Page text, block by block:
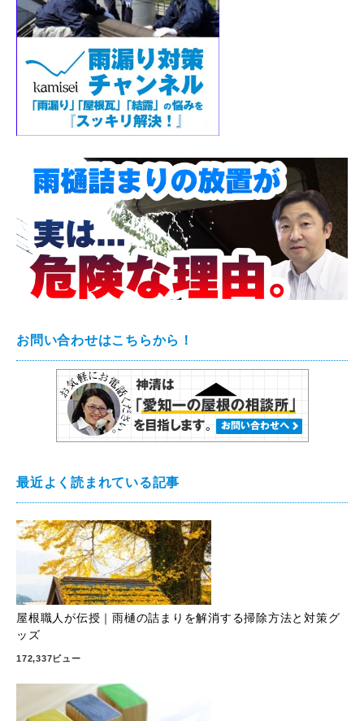
お問い合わせはこちらから！
最近よく読まれている記事
屋根職人が伝授｜雨樋の詰まりを解消する掃除方法と対策グ
ッズ
172,337ビュー